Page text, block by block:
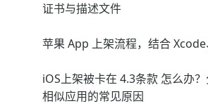
证书与描述文件
苹果 App 上架流程，结合
iOS上架被卡在 4.3条款 怎么办
相似应用的常见原因